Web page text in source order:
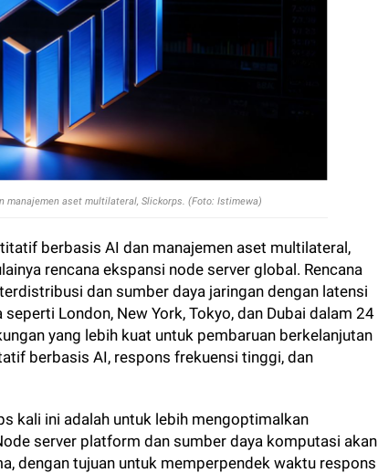
aset multilateral, Slickorps. (Foto: Istimewa)
berbasis AI dan manajemen aset multilateral,
rencana ekspansi node server global. Rencana
dan sumber daya jaringan dengan latensi
London, New York, Tokyo, dan Dubai dalam 24
yang lebih kuat untuk pembaruan berkelanjutan
berbasis AI, respons frekuensi tinggi, dan
kali ini adalah untuk lebih mengoptimalkan
server platform dan sumber daya komputasi akan
dengan tujuan untuk memperpendek waktu respons